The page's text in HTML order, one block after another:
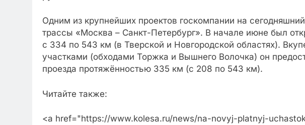
Одним из крупнейших проектов госкомпании на
трассы «Москва – Санкт-Петербург». В начале июне был
с 334 по 543 км (в Тверской и Новгородской областях).
участками (обходами Торжка и Вышнего Волочка) он
проезда протяжённостью 335 км (с 208 по 543 км).
Читайте также:
<a href="https://www.kolesa.ru/news/na-novyj-platnyj-